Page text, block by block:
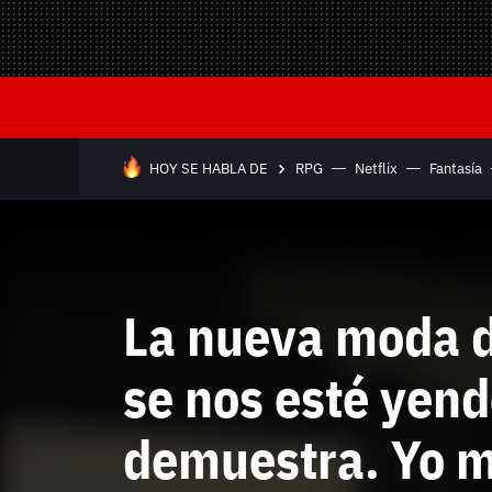
HOY SE HABLA DE RPG Netflix Fantasía
La nueva moda
se nos esté
demuestra. Yo
Selección
Trivia
Equipo editorial
Mandos y
Todo hardware
Whatsapp
TwitchTikTokInstagram
Facebook
TwitterYouTube
RSSDiscord